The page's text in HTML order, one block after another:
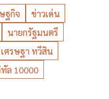
ฐกิจ
ข่าวเด่น
นายกรัฐมนตรี
เศรษฐา ทวีสิน
ล 10000